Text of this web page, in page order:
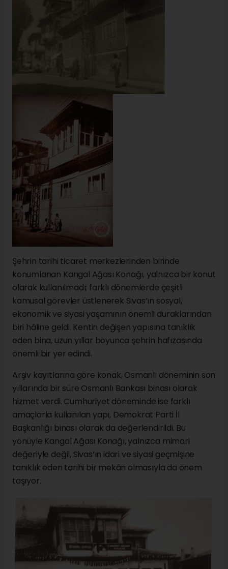
Şehrin tarihi ticaret merkezlerinden birinde
konumlanan Kangal Ağası Konağı, yalnızca bir konut
olarak kullanılmadı; farklı dönemlerde çeşitli
kamusal görevler üstlenerek Sivas’ın sosyal,
ekonomik ve siyasi yaşamının önemli duraklarından
biri hâline geldi. Kentin değişen yapısına tanıklık
eden bina, uzun yıllar boyunca şehrin hafızasında
önemli bir yer edindi.
Arşiv kayıtlarına göre konak, Osmanlı döneminin son
yıllarında bir süre Osmanlı Bankası binası olarak
hizmet verdi. Cumhuriyet döneminde ise farklı
amaçlarla kullanılan yapı, Demokrat Parti İl
Başkanlığı binası olarak da değerlendirildi. Bu
yönüyle Kangal Ağası Konağı, yalnızca mimari
değeriyle değil, Sivas’ın idari ve siyasi geçmişine
tanıklık eden tarihi bir mekân olmasıyla da önem
taşıyor.